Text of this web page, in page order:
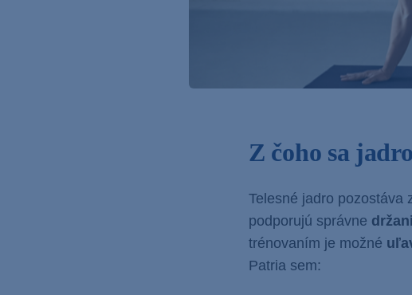
Z čoho sa
Telesné jadro pozostáva
podporujú správne
trénovaním je možné
Patria sem: